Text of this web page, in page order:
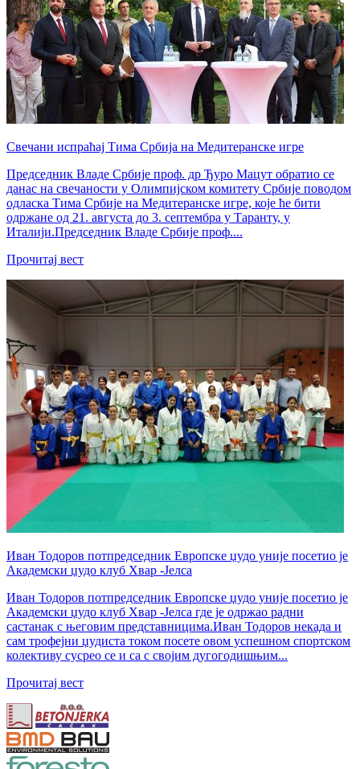
Свечани испраћај Тима Србија на Медитеранске игре
Председник Владе Србије проф. др Ђуро Мацут обратио се
данас на свечаности у Олимпијском комитету Србије поводом
одласка Тима Србије на Медитеранске игре, које ће бити
одржане од 21. августа до 3. септембра у Таранту, у
Италији.Председник Владе Србије проф....
Прочитај вест
Иван Тодоров потпредседник Европске џудо уније посетио је
Академски џудо клуб Хвар -Јелса
Иван Тодоров потпредседник Европске џудо уније посетио је
Академски џудо клуб Хвар -Јелса где је одржао радни
састанак с његовим представницима.Иван Тодоров некада и
сам трофејни џудиста током посете овом успешном спортском
колективу сусрео се и са с својим дугогодишњим...
Прочитај вест